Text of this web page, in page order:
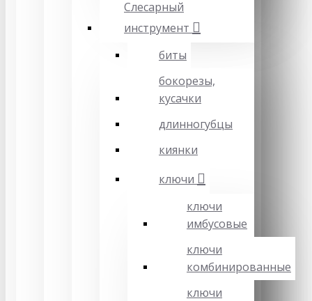
Слесарный
инструмент
биты
бокорезы,
кусачки
длинногубцы
киянки
ключи
ключи
имбусовые
ключи
комбинированные
ключи